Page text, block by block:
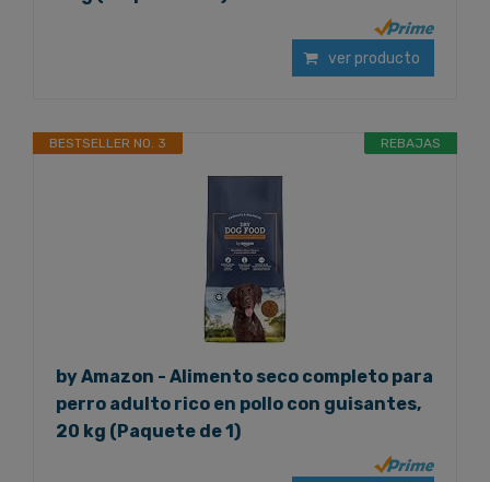
ver producto
REBAJAS
BESTSELLER NO. 3
by Amazon - Alimento seco completo para
perro adulto rico en pollo con guisantes,
20 kg (Paquete de 1)